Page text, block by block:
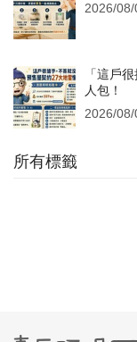
2026/08/
「這戶
人包！
2026/08/
所有標籤